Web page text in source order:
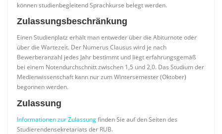
können studienbegleitend Sprachkurse belegt werden.
Zulassungsbeschränkung
Einen Studienplatz erhält man entweder über die Abiturnote oder
über die Wartezeit. Der Numerus Clausus wird je nach
Bewerberanzahl jedes Jahr bestimmt und liegt erfahrungsgemäß
bei einem Notendurchschnitt zwischen 1,5 und 2,0. Das Studium der
Medienwissenschaft kann nur zum Wintersemester (Oktober)
begonnen werden.
Zulassung
Informationen zur Zulassungfinden Sie auf den Seiten des
Studierendensekretariats der RUB.